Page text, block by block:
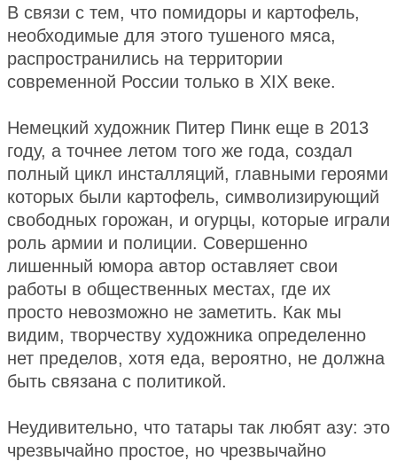
В связи с тем, что помидоры и картофель,
необходимые для этого тушеного мяса,
распространились на территории
современной России только в ХIХ веке.
Немецкий художник Питер Пинк еще в 2013
году, а точнее летом того же года, создал
полный цикл инсталляций, главными героями
которых были картофель, символизирующий
свободных горожан, и огурцы, которые играли
роль армии и полиции. Совершенно
лишенный юмора автор оставляет свои
работы в общественных местах, где их
просто невозможно не заметить. Как мы
видим, творчеству художника определенно
нет пределов, хотя еда, вероятно, не должна
быть связана с политикой.
Неудивительно, что татары так любят азу: это
чрезвычайно простое, но чрезвычайно